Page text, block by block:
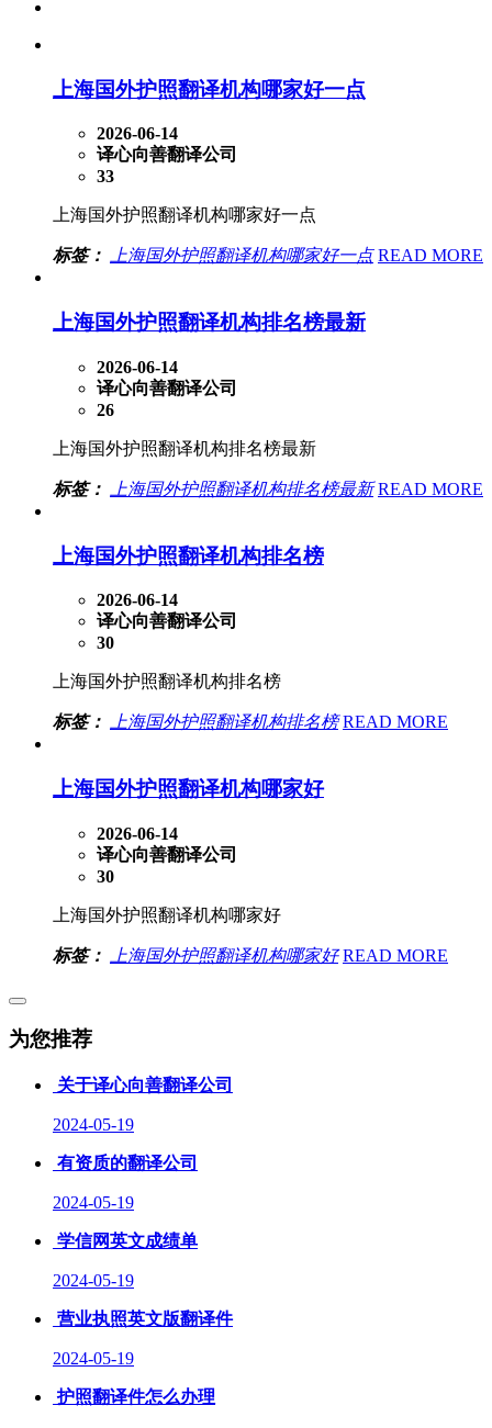
上海国外护照翻译机构哪家好一点
2026-06-14
译心向善翻译公司
33
上海国外护照翻译机构哪家好一点
标签： 上海国外护照翻译机构哪家好一点 READ MORE
上海国外护照翻译机构排名榜最新
2026-06-14
译心向善翻译公司
26
上海国外护照翻译机构排名榜最新
标签： 上海国外护照翻译机构排名榜最新 READ MORE
上海国外护照翻译机构排名榜
2026-06-14
译心向善翻译公司
30
上海国外护照翻译机构排名榜
标签： 上海国外护照翻译机构排名榜 READ MORE
上海国外护照翻译机构哪家好
2026-06-14
译心向善翻译公司
30
上海国外护照翻译机构哪家好
标签： 上海国外护照翻译机构哪家好 READ MORE
为您推荐
关于译心向善翻译公司
2024-05-19
有资质的翻译公司
2024-05-19
学信网英文成绩单
2024-05-19
营业执照英文版翻译件
2024-05-19
护照翻译件怎么办理